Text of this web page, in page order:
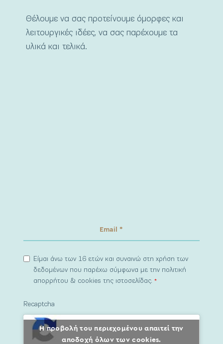
Θέλουμε να σας προτείνουμε όμορφες και
λειτουργικές ιδέες, να σας παρέχουμε τα
υλικά και τελικά.
Είμαι άνω των 16 ετών και συναινώ στη χρήση των
δεδομένων που παρέχω σύμφωνα με την πολιτική
απορρήτου & cookies της ιστοσελίδας.*
Recaptcha
Η προβολή του περιεχομένου απαιτεί την
αποδοχή όλων των cookies.